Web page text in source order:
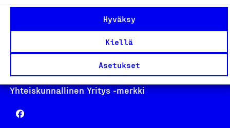
Hyväksy
Kiellä
Asetukset
Yhteiskunnallinen Yritys -merkki